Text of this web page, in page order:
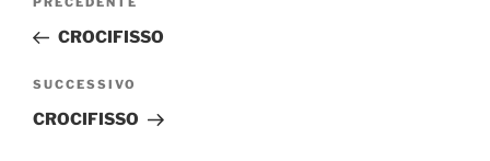
Articolo
precedente:
CROCIFISSO
Articolo
successivo
SUCCESSIVO
CROCIFISSO